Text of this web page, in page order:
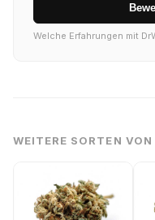
Welche Erfahrungen mit
WEITERE SORTEN VON